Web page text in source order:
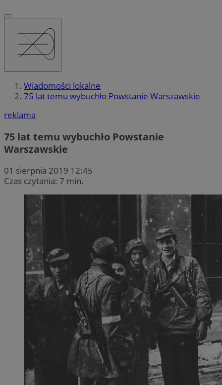
Wiadomości lokalne
75 lat temu wybuchło Powstanie Warszawskie
reklama
75 lat temu wybuchło Powstanie
Warszawskie
01 sierpnia 2019 12:45
Czas czytania: 7 min.